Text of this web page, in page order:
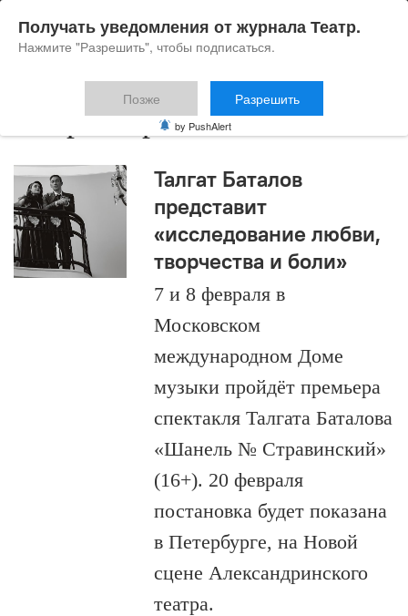
Игорь Стравинский
Талгат Баталов
представит
«исследование любви,
творчества и боли»
7 и 8 февраля в
Московском
международном Доме
музыки пройдёт премьера
спектакля Талгата Баталова
«Шанель № Стравинский»
(16+). 20 февраля
постановка будет показана
в Петербурге, на Новой
сцене Александринского
театра.
Получать уведомления от журнала Театр.
Нажмите "Разрешить", чтобы подписаться.
Позже Разрешить
by PushAlert